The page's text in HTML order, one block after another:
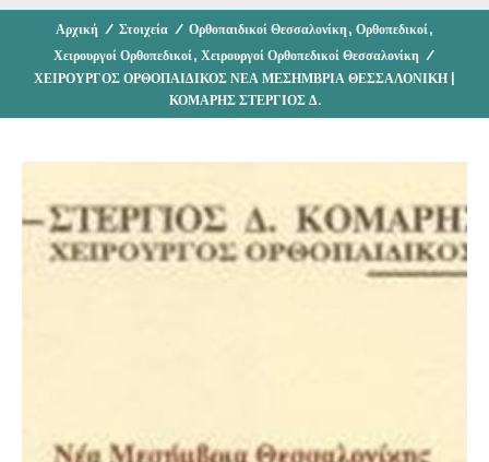
Αρχική / Στοιχεία / Ορθοπαιδικοί Θεσσαλονίκη , Ορθοπεδικοί ,
Χειρουργοί Ορθοπεδικοί , Χειρουργοί Ορθοπεδικοί Θεσσαλονίκη /
ΧΕΙΡΟΥΡΓΟΣ ΟΡΘΟΠΑΙΔΙΚΟΣ ΝΕΑ ΜΕΣΗΜΒΡΙΑ ΘΕΣΣΑΛΟΝΙΚΗ |
ΚΟΜΑΡΗΣ ΣΤΕΡΓΙΟΣ Δ.